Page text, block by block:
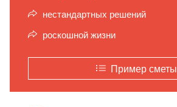
нестандартных решений
роскошной жизни
Пример сметы